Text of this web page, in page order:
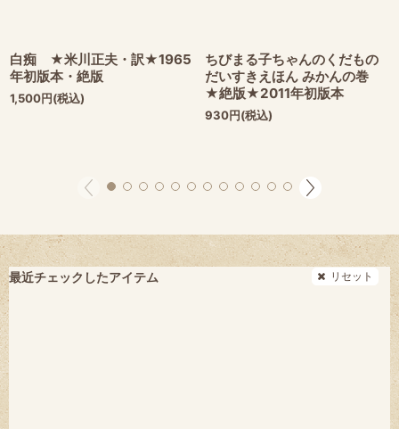
白痴 ★米川正夫・訳★1965
年初版本・絶版
1,500円(税込)
ちびまる子ちゃんのくだもの
だいすきえほん みかんの巻
★絶版★2011年初版本
930円(税込)
最近チェックしたアイテム リセット